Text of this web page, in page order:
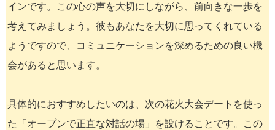
インです。この心の声を大切にしながら、前向きな一歩を
考えてみましょう。彼もあなたを大切に思ってくれている
ようですので、コミュニケーションを深めるための良い機
会があると思います。
具体的におすすめしたいのは、次の花火大会デートを使っ
た「オープンで正直な対話の場」を設けることです。この